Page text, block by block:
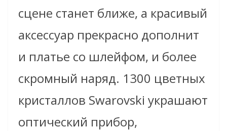
сцене станет ближе, а красивый
аксессуар прекрасно дополнит
и платье со шлейфом, и более
скромный наряд. 1300 цветных
кристаллов Swarovski украшают
оптический прибор,